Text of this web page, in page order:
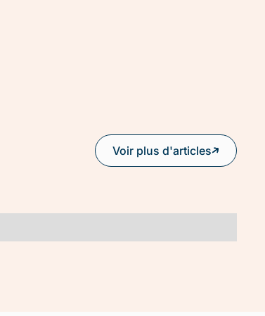
Voir plus d'articles